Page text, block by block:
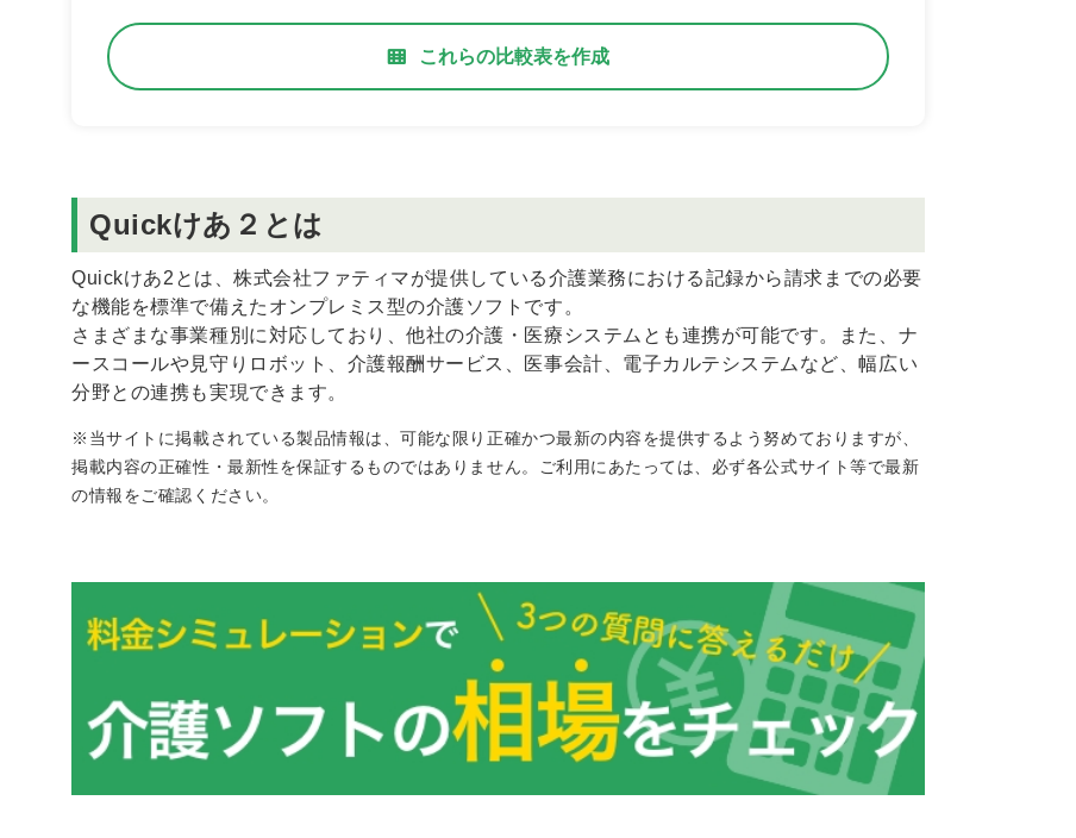
これらの比較表を作成
Quickけあ２とは
Quickけあ2とは、株式会社ファティマが提供している介護業務における記録から請求までの必要
な機能を標準で備えたオンプレミス型の介護ソフトです。
さまざまな事業種別に対応しており、他社の介護・医療システムとも連携が可能です。また、ナ
ースコールや見守りロボット、介護報酬サービス、医事会計、電子カルテシステムなど、幅広い
分野との連携も実現できます。
※当サイトに掲載されている製品情報は、可能な限り正確かつ最新の内容を提供するよう努めておりますが、
掲載内容の正確性・最新性を保証するものではありません。ご利用にあたっては、必ず各公式サイト等で最新
の情報をご確認ください。